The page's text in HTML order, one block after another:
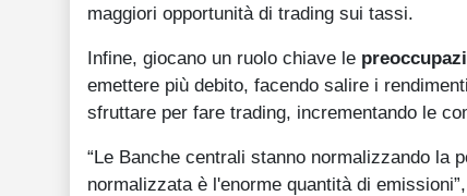
maggiori opportunità di trading sui tassi.
Infine, giocano un ruolo chiave le
emettere più debito, facendo salire i
sfruttare per fare trading, incrementando le
“Le Banche centrali stanno normalizzando la
normalizzata è l'enorme quantità di